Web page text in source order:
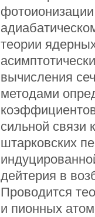
теории
вычисления
методами
сильной связи
штарковских
дейтерия в
Проводится
и пионных